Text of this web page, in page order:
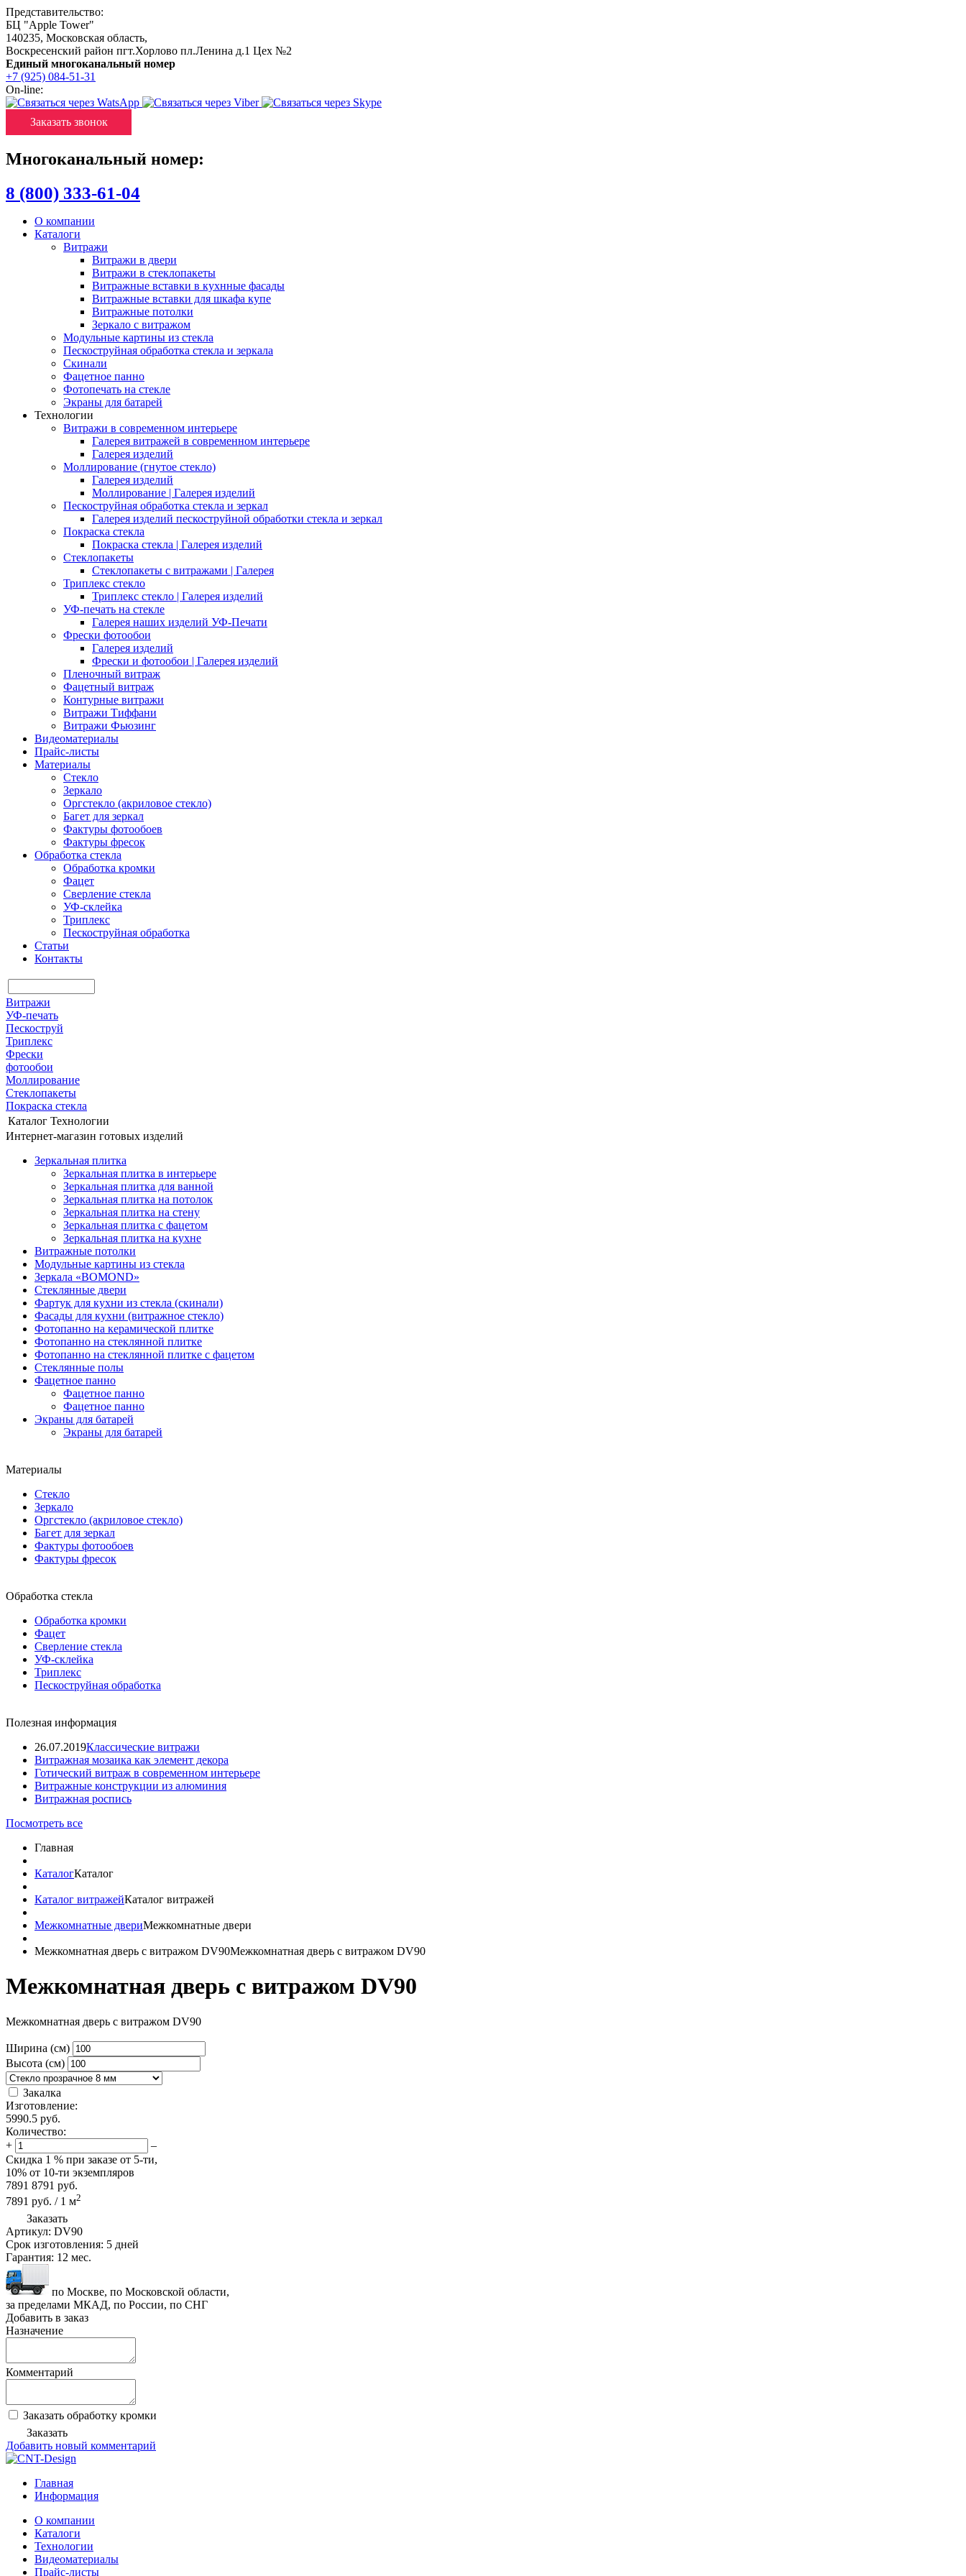
Представительство:
БЦ "Apple Tower"
140235, Московская область,
Воскресенский район пгт.Хорлово пл.Ленина д.1 Цех №2
Единый многоканальный номер
+7 (925) 084-51-31
On-line:
Заказать звонок
Многоканальный номер:
8 (800) 333-61-04
О компании
Каталоги
Витражи
Витражи в двери
Витражи в стеклопакеты
Витражные вставки в кухнные фасады
Витражные вставки для шкафа купе
Витражные потолки
Зеркало с витражом
Модульные картины из стекла
Пескоструйная обработка стекла и зеркала
Скинали
Фацетное панно
Фотопечать на стекле
Экраны для батарей
Технологии
Витражи в современном интерьере
Галерея витражей в современном интерьере
Галерея изделий
Моллирование (гнутое стекло)
Галерея изделий
Моллирование | Галерея изделий
Пескоструйная обработка стекла и зеркал
Галерея изделий пескоструйной обработки стекла и зеркал
Покраска стекла
Покраска стекла | Галерея изделий
Стеклопакеты
Стеклопакеты с витражами | Галерея
Триплекс стекло
Триплекс стекло | Галерея изделий
УФ-печать на стекле
Галерея наших изделий УФ-Печати
Фрески фотообои
Галерея изделий
Фрески и фотообои | Галерея изделий
Пленочный витраж
Фацетный витраж
Контурные витражи
Витражи Тиффани
Витражи Фьюзинг
Видеоматериалы
Прайс-листы
Материалы
Стекло
Зеркало
Оргстекло (акриловое стекло)
Багет для зеркал
Фактуры фотообоев
Фактуры фресок
Обработка стекла
Обработка кромки
Фацет
Сверление стекла
УФ-склейка
Триплекс
Пескоструйная обработка
Статьи
Контакты
Витражи
УФ-печать
Пескоструй
Триплекс
Фрески
фотообои
Моллирование
Стеклопакеты
Покраска стекла
Каталог Технологии
Интернет-магазин готовых изделий
Зеркальная плитка
Зеркальная плитка в интерьере
Зеркальная плитка для ванной
Зеркальная плитка на потолок
Зеркальная плитка на стену
Зеркальная плитка с фацетом
Зеркальная плитка на кухне
Витражные потолки
Модульные картины из стекла
Зеркала «BOMOND»
Стеклянные двери
Фартук для кухни из стекла (скинали)
Фасады для кухни (витражное стекло)
Фотопанно на керамической плитке
Фотопанно на стеклянной плитке
Фотопанно на стеклянной плитке с фацетом
Стеклянные полы
Фацетное панно
Фацетное панно
Фацетное панно
Экраны для батарей
Экраны для батарей
Материалы
Стекло
Зеркало
Оргстекло (акриловое стекло)
Багет для зеркал
Фактуры фотообоев
Фактуры фресок
Обработка стекла
Обработка кромки
Фацет
Сверление стекла
УФ-склейка
Триплекс
Пескоструйная обработка
Полезная информация
26.07.2019Классические витражи
Витражная мозаика как элемент декора
Готический витраж в современном интерьере
Витражные конструкции из алюминия
Витражная роспись
Посмотреть все
Главная
КаталогКаталог
Каталог витражейКаталог витражей
Межкомнатные двериМежкомнатные двери
Межкомнатная дверь с витражом DV90Межкомнатная дверь с витражом DV90
Межкомнатная дверь с витражом DV90
Межкомнатная дверь с витражом DV90
Ширина (см)
Высота (см)
Закалка
Изготовление:
5990.5 руб.
Количество:
+
–
Скидка 1 % при заказе от 5-ти,
10% от 10-ти экземпляров
7891 8791 руб.
7891 руб. / 1 м2
Заказать
Артикул: DV90
Срок изготовления: 5 дней
Гарантия: 12 мес.
по Москве, по Московской области,
за пределами МКАД, по России, по СНГ
Добавить в заказ
Назначение
Комментарий
Заказать обработку кромки
Заказать
Добавить новый комментарий
Главная
Информация
О компании
Каталоги
Технологии
Видеоматериалы
Прайс-листы